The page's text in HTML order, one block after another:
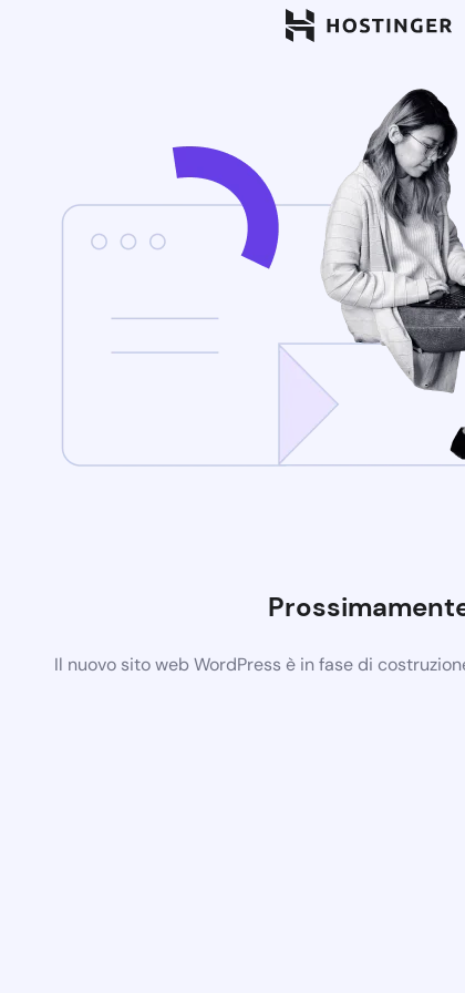
Il nuovo sito web WordPress è in fase di